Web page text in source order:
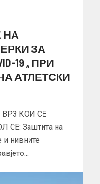
НА
ЗА
19 „ ПРИ
АТЛЕТСКИ
КОИ СЕ
СЕ: Заштита на
и нивните